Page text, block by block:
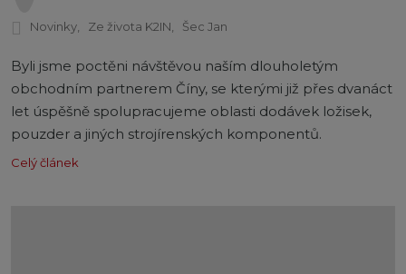
Novinky Ze života K2IN Šec Jan
Byli jsme poctěni návštěvou naším dlouholetým
obchodním partnerem Číny, se kterými již přes dvanáct
let úspěšně spolupracujeme oblasti dodávek ložisek,
pouzder a jiných strojírenských komponentů.
Celý článek